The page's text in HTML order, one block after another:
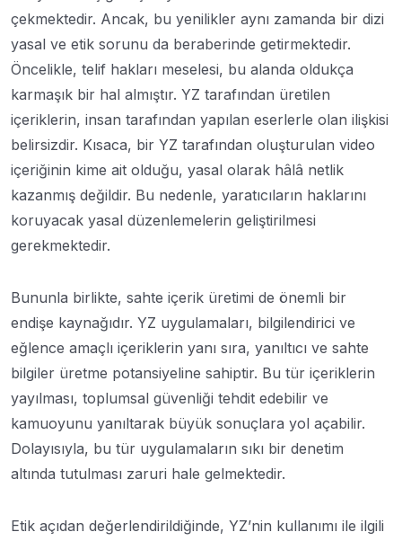
çekmektedir. Ancak, bu yenilikler aynı zamanda bir dizi
yasal ve etik sorunu da beraberinde getirmektedir.
Öncelikle, telif hakları meselesi, bu alanda oldukça
karmaşık bir hal almıştır. YZ tarafından üretilen
içeriklerin, insan tarafından yapılan eserlerle olan ilişkisi
belirsizdir. Kısaca, bir YZ tarafından oluşturulan video
içeriğinin kime ait olduğu, yasal olarak hâlâ netlik
kazanmış değildir. Bu nedenle, yaratıcıların haklarını
koruyacak yasal düzenlemelerin geliştirilmesi
gerekmektedir.
Bununla birlikte, sahte içerik üretimi de önemli bir
endişe kaynağıdır. YZ uygulamaları, bilgilendirici ve
eğlence amaçlı içeriklerin yanı sıra, yanıltıcı ve sahte
bilgiler üretme potansiyeline sahiptir. Bu tür içeriklerin
yayılması, toplumsal güvenliği tehdit edebilir ve
kamuoyunu yanıltarak büyük sonuçlara yol açabilir.
Dolayısıyla, bu tür uygulamaların sıkı bir denetim
altında tutulması zaruri hale gelmektedir.
Etik açıdan değerlendirildiğinde, YZ’nin kullanımı ile ilgili